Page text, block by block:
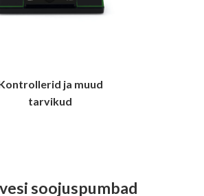
ja muud
tarvikud
soojuspumbad